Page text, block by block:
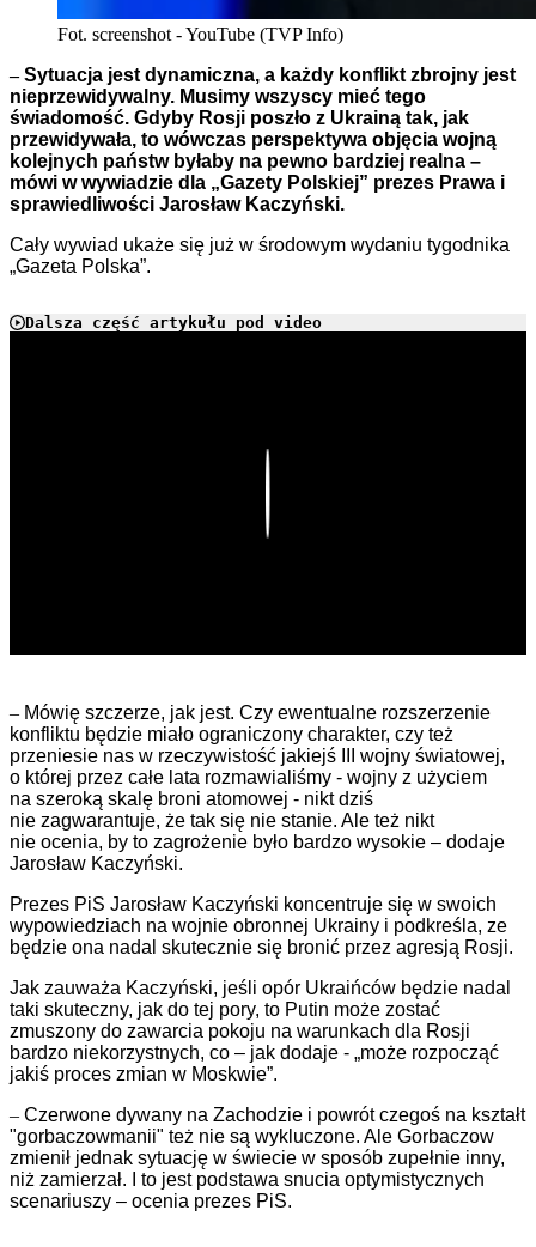
Fot. screenshot - YouTube (TVP Info)
–Sytuacja jest dynamiczna, a każdy konflikt zbrojny jest
nieprzewidywalny. Musimy wszyscy mieć tego
świadomość. Gdyby Rosji poszło z Ukrainą tak, jak
przewidywała, to wówczas perspektywa objęcia wojną
kolejnych państw byłaby na pewno bardziej realna –
mówi w wywiadzie dla „Gazety Polskiej” prezes Prawa i
sprawiedliwości Jarosław Kaczyński.
Cały wywiad ukaże się już w środowym wydaniu tygodnika
„Gazeta Polska”.
Dalsza część artykułu pod video
– Mówię szczerze, jak jest. Czy ewentualne rozszerzenie
konfliktu będzie miało ograniczony charakter, czy też
przeniesie nas w rzeczywistość jakiejś III wojny światowej,
o której przez całe lata rozmawialiśmy - wojny z użyciem
na szeroką skalę broni atomowej - nikt dziś
nie zagwarantuje, że tak się nie stanie. Ale też nikt
nie ocenia, by to zagrożenie było bardzo wysokie – dodaje
Jarosław Kaczyński.
Prezes PiS Jarosław Kaczyński koncentruje się w swoich
wypowiedziach na wojnie obronnej Ukrainy i podkreśla, ze
będzie ona nadal skutecznie się bronić przez agresją Rosji.
Jak zauważa Kaczyński, jeśli opór Ukraińców będzie nadal
taki skuteczny, jak do tej pory, to Putin może zostać
zmuszony do zawarcia pokoju na warunkach dla Rosji
bardzo niekorzystnych, co – jak dodaje - „może rozpocząć
jakiś proces zmian w Moskwie”.
– Czerwone dywany na Zachodzie i powrót czegoś na kształt
"gorbaczowmanii" też nie są wykluczone. Ale Gorbaczow
zmienił jednak sytuację w świecie w sposób zupełnie inny,
niż zamierzał. I to jest podstawa snucia optymistycznych
scenariuszy – ocenia prezes PiS.